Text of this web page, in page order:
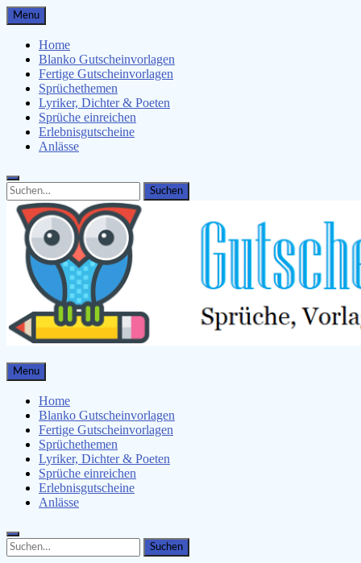
Skip
to
content
Menu
Home
Blanko Gutscheinvorlagen
Fertige Gutscheinvorlagen
Sprüchethemen
Lyriker, Dichter & Poeten
Sprüche einreichen
Erlebnisgutscheine
Anlässe
Search
for:
Search
Gutscheinspruch.de
Gutscheinsprüche & Gutscheinvorlagen finden
Menu
Home
Blanko Gutscheinvorlagen
Fertige Gutscheinvorlagen
Sprüchethemen
Lyriker, Dichter & Poeten
Sprüche einreichen
Erlebnisgutscheine
Anlässe
Search
for:
Search